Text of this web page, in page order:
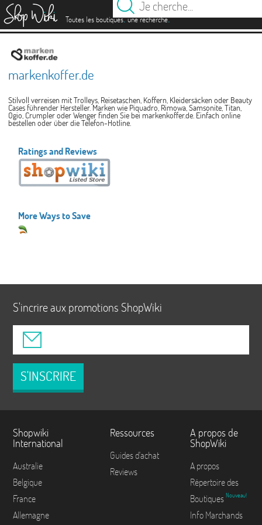
Toutes les boutiques.une recherche.
markenkoffer.de
Stilvoll verreisen mit Trolleys, Reisetaschen, Koffern, Kleidersäcken oder Beauty
Cases führender Hersteller. Marken wie Piquadro, Rimowa, Samsonite, Titan,
Ogio, Crumpler oder Wenger finden Sie bei markenkoffer.de. Einfach online
bestellen oder über die Telefon-Hotline.
Ratings and Reviews
More Ways to Save
S'incrire aux promotions ShopWiki
S'INSCRIRE
Shopwiki
International
Australie
Belgique
France
Allemagne
Ressources
Guides d'achat
Reviews
A propos de
ShopWiki
A propos
Répertoire des
Boutiques Nouveau!
Info Marchands